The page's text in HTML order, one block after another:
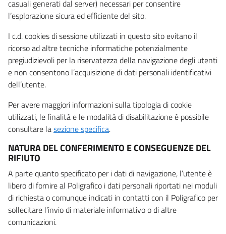
casuali generati dal server) necessari per consentire
l’esplorazione sicura ed efficiente del sito.
I c.d. cookies di sessione utilizzati in questo sito evitano il
ricorso ad altre tecniche informatiche potenzialmente
pregiudizievoli per la riservatezza della navigazione degli utenti
e non consentono l’acquisizione di dati personali identificativi
dell’utente.
Per avere maggiori informazioni sulla tipologia di cookie
utilizzati, le finalità e le modalità di disabilitazione è possibile
consultare lasezione specifica.
NATURA DEL CONFERIMENTO E CONSEGUENZE DEL
RIFIUTO
A parte quanto specificato per i dati di navigazione, l’utente è
libero di fornire al Poligrafico i dati personali riportati nei moduli
di richiesta o comunque indicati in contatti con il Poligrafico per
sollecitare l’invio di materiale informativo o di altre
comunicazioni.